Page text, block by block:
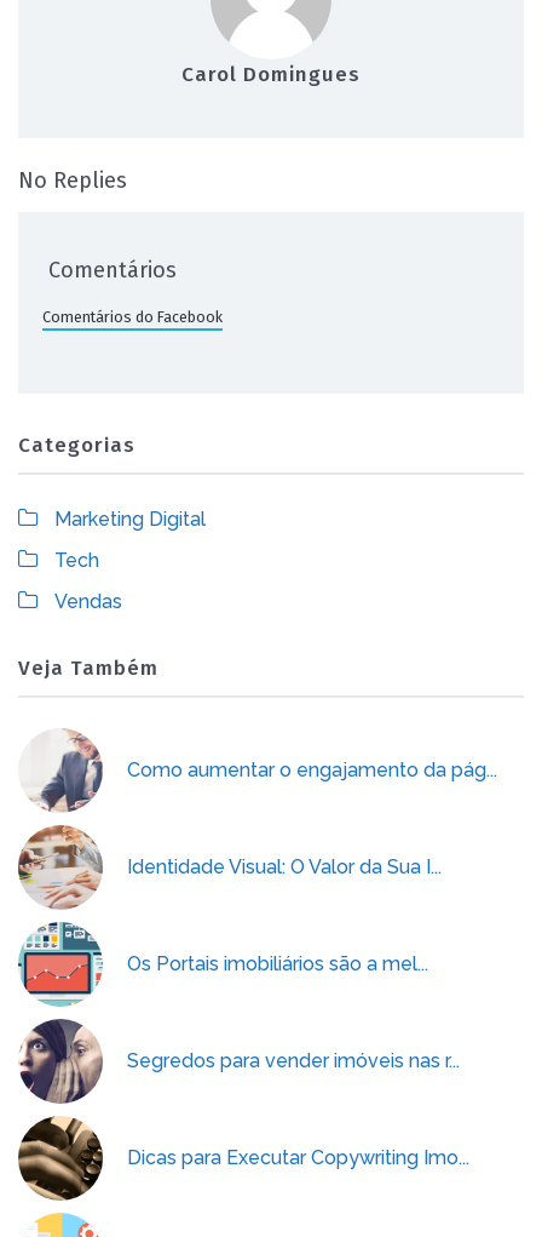
Carol Domingues
No Replies
Comentários
Comentários do Facebook
Categorias
Marketing Digital
Tech
Vendas
Veja Também
Como aumentar o engajamento da pág...
Identidade Visual: O Valor da Sua I...
Os Portais imobiliários são a mel...
Segredos para vender imóveis nas r...
Dicas para Executar Copywriting Imo...